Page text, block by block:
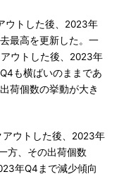
ウトした後、2023年
最高を更新した。一
ウトした後、2023年
も横ばいのままであ
荷個数の挙動が大き
ウトした後、2023年
方、その出荷個数
年Q4まで減少傾向